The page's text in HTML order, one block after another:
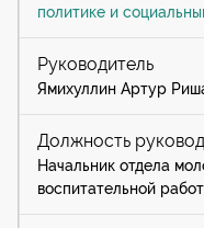
политике и
Ямихуллин Артур
Начальник отдела
воспитательной